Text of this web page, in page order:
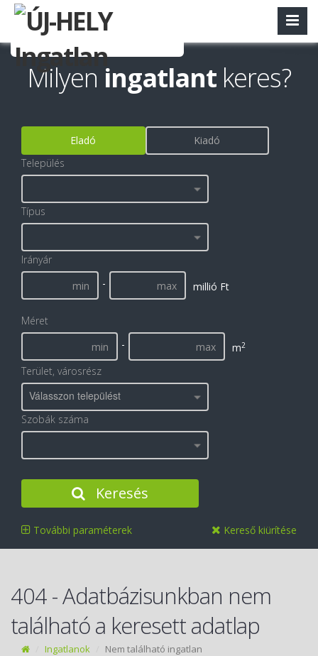
Milyen ingatlant keres?
Eladó
Kiadó
Település
Típus
Irányár
-
millió Ft
Méret
-
m2
Terület, városrész
Válasszon települést
Szobák száma
Keresés
További paraméterek Kereső kiürítése
404 - Adatbázisunkban nem
található a keresett adatlap
Ingatlanok Nem található ingatlan